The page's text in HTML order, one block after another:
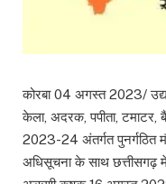
कोरबा 04 अगस्त 2023/
केला, अदरक, पपीता, टमाटर,
2023-24 अंतर्गत पुनर्गठित
अधिसूचना के साथ